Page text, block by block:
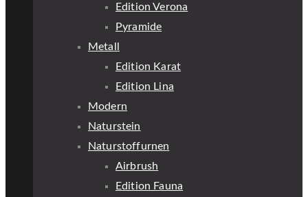
Edition Verona
Pyramide
Metall
Edition Karat
Edition Lina
Modern
Naturstein
Naturstoffurnen
Airbrush
Edition Fauna